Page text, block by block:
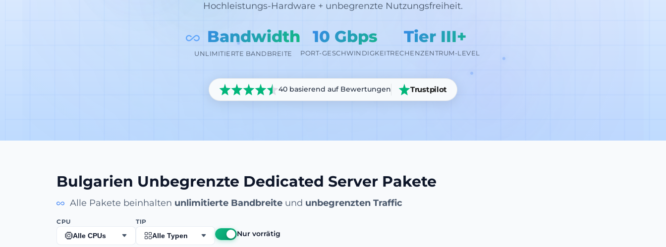
Hochleistungs-Hardware + unbegrenzte Nutzungsfreiheit.
Bandwidth
UNLIMITIERTE BANDBREITE
10 Gbps
PORT-GESCHWINDIGKEIT
Tier III+
RECHENZENTRUM-LEVEL
40 basierend auf Bewertungen Trustpilot
Bulgarien Unbegrenzte Dedicated Server Pakete
Alle Pakete beinhalten unlimitierte Bandbreite und unbegrenzten Traffic
CPU
Alle CPUs
TIP
Alle Typen Nur vorrätig